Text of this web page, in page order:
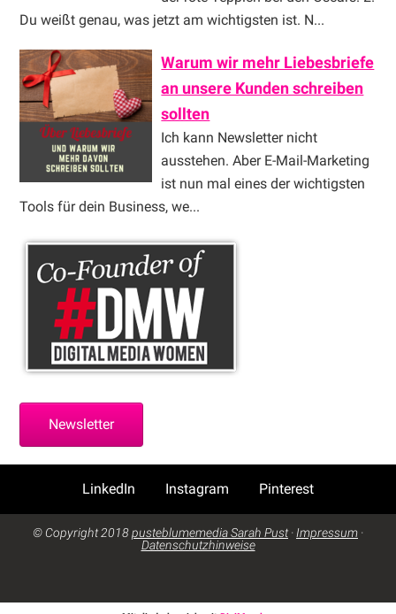
Du weißt genau, was jetzt am wichtigsten ist. N...
Warum wir mehr Liebesbriefe
an unsere Kunden schreiben
sollten
Ich kann Newsletter nicht
ausstehen. Aber E-Mail-Marketing
ist nun mal eines der wichtigsten
Tools für dein Business, we...
Newsletter
LinkedIn Instagram Pinterest
© Copyright 2018pusteblumemedia Sarah Pust· Impressum ·
Datenschutzhinweise